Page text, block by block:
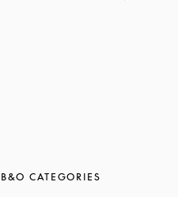
B&O CATEGORIES